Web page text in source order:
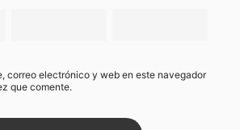
correo electrónico y web en este navegador
que comente.